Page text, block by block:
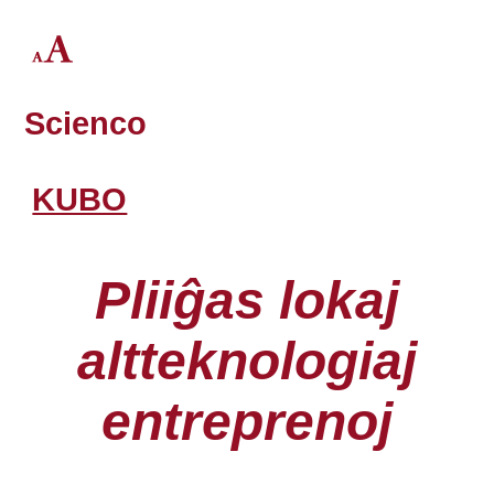
Scienco
KUBO
Pliiĝas lokaj
altteknologiaj
entreprenoj